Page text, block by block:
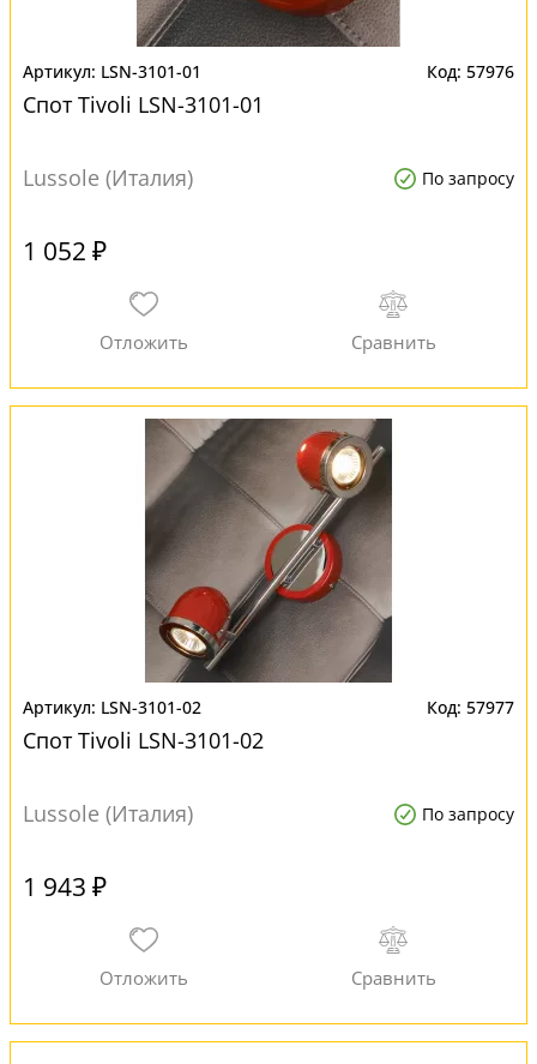
LSN-3101-01 57976
Спот Tivoli LSN-3101-01
Lussole (Италия) По запросу
1 052 ₽
LSN-3101-02 57977
Спот Tivoli LSN-3101-02
Lussole (Италия) По запросу
1 943 ₽